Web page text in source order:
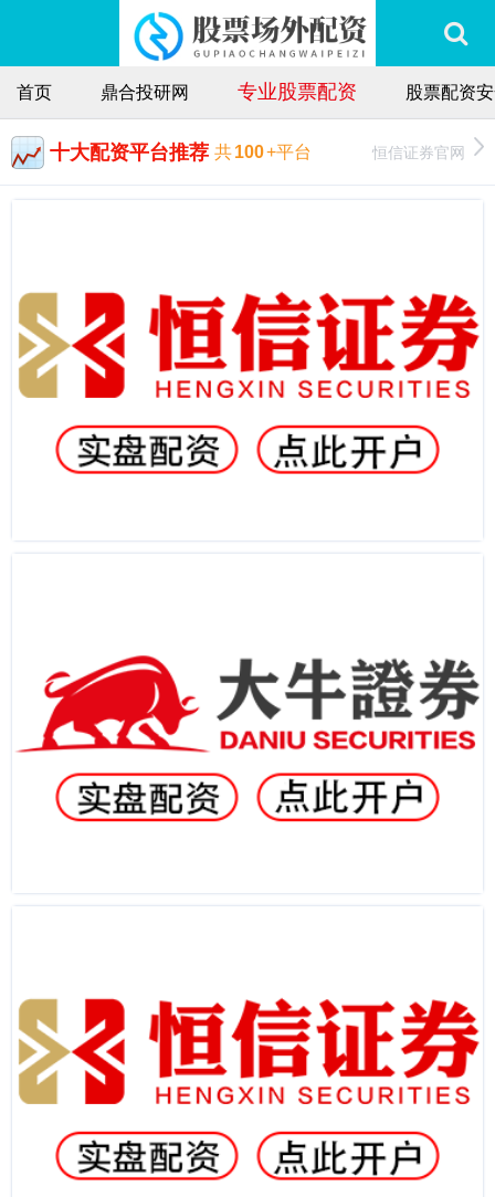
首页 鼎合投研网 专业股票配资 股票配资
十大配资平台推荐 共100+平台 恒信证券官网